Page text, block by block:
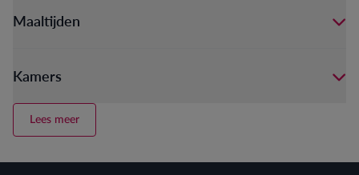
Maaltijden
Kamers
Lees meer